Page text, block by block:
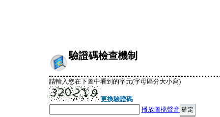
驗證碼檢查機制
請輸入您在下圖中看到的字元(字母區分大小寫)
更換驗證碼
播放圖檔聲音